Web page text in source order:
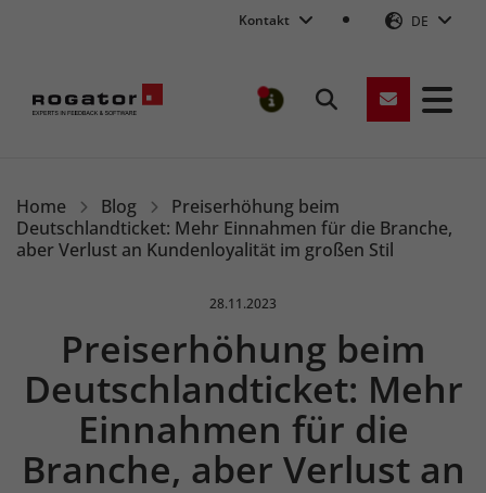
Kontakt DE
MELDUNGEN
Suchen
Home Blog
Preiserhöhung beim
Deutschlandticket: Mehr Einnahmen für die Branche,
aber Verlust an Kundenloyalität im großen Stil
Veröffentlicht am:
28.11.2023
Preiserhöhung beim
Deutschlandticket: Mehr
Einnahmen für die
Branche, aber Verlust an